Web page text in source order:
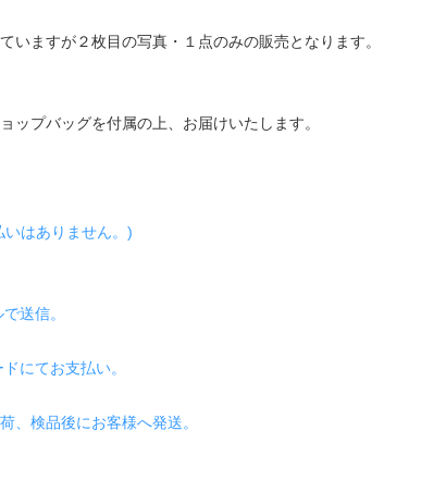
ますが２枚目の写真・１点のみの販売となります。
ップバッグを付属の上、お届けいたします。
いはありません。)
送信。
にてお支払い。
、検品後にお客様へ発送。